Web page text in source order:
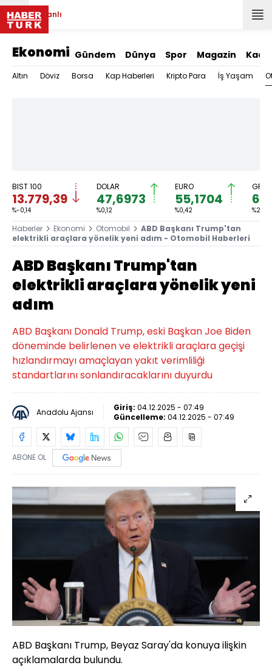
Canlı
Ekonomi Gündem Dünya Spor Magazin
Altın Döviz Borsa Kap Haberleri Kripto Para İş Yaşam
BIST 100
13.779,39
%-0,14
DOLAR
47,6973
%0,12
EURO
55,1704
%0,42 %2,54
Haberler Ekonomi Otomobil
ABD Başkanı Trump'tan
elektrikli araçlara yönelik yeni adım - Otomobil Haberleri
ABD Başkanı Trump'tan
elektrikli araçlara yönelik yeni
adım
ABD Başkanı Donald Trump, eski Başkan Joe Biden
döneminde belirlenen ve elektrikli araçlara geçişi
hızlandırmayı amaçlayan yakıt verimliliği
standartlarını sonlandıracaklarını duyurdu
Anadolu Ajansı Giriş: 04.12.2025 - 07:49
Güncelleme: 04.12.2025 - 07:49
ABONE OL
ABD Başkanı Trump, Beyaz Saray'da konuya ilişkin
açıklamalarda bulundu.